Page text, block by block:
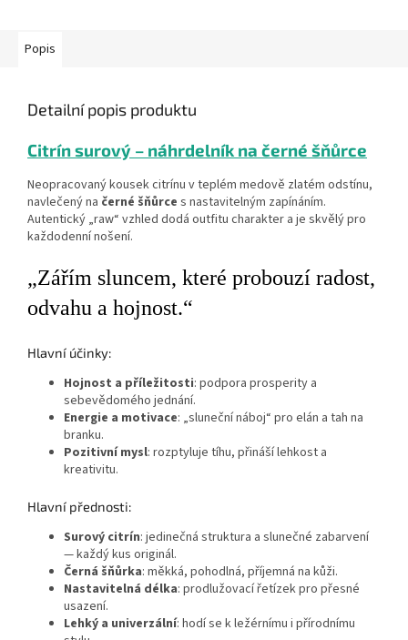
Popis
Detailní popis produktu
Citrín surový – náhrdelník na černé šňůrce
Neopracovaný kousek citrínu v teplém medově zlatém odstínu,
navlečený na černé šňůrce s nastavitelným zapínáním.
Autentický „raw“ vzhled dodá outfitu charakter a je skvělý pro
každodenní nošení.
„Zářím sluncem, které probouzí radost,
odvahu a hojnost.“
Hlavní účinky:
Hojnost a příležitosti: podpora prosperity a
sebevědomého jednání.
Energie a motivace: „sluneční náboj“ pro elán a tah na
branku.
Pozitivní mysl: rozptyluje tíhu, přináší lehkost a
kreativitu.
Hlavní přednosti:
Surový citrín: jedinečná struktura a slunečné zabarvení
— každý kus originál.
Černá šňůrka: měkká, pohodlná, příjemná na kůži.
Nastavitelná délka: prodlužovací řetízek pro přesné
usazení.
Lehký a univerzální: hodí se k ležérnímu i přírodnímu